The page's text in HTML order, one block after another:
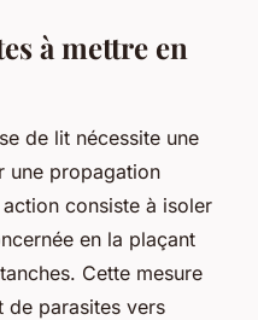
à mettre en
de lit nécessite une
une propagation
consiste à isoler
en la plaçant
Cette mesure
de parasites vers